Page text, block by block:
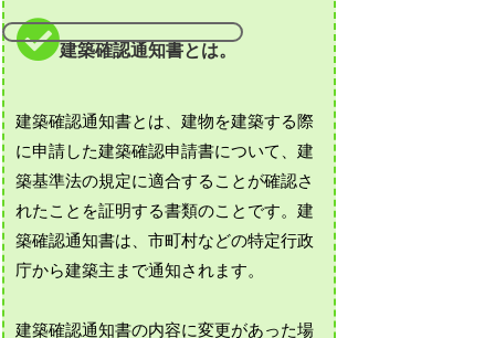
建築確認通知書とは。
建築確認通知書とは、建物を建築する際
に申請した建築確認申請書について、建
築基準法の規定に適合することが確認さ
れたことを証明する書類のことです。建
築確認通知書は、市町村などの特定行政
庁から建築主まで通知されます。
建築確認通知書の内容に変更があった場